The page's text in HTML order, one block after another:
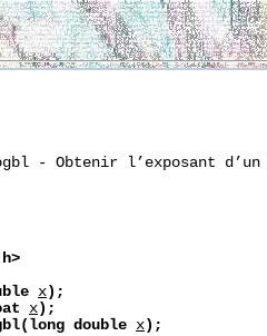
- Obtenir l’exposant
x );
x );
double x );